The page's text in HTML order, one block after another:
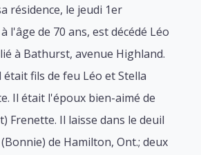
résidence, le jeudi 1er
l'âge de 70 ans, est décédé Léo
à Bathurst, avenue Highland.
fils de feu Léo et Stella
Il était l'époux bien-aimé de
Frenette. Il laisse dans le deuil
de Hamilton, Ont.; deux